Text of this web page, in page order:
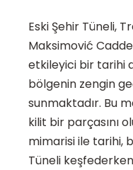
Eski Şehir Tüneli,
Maksimović
etkileyici bir tarihi
bölgenin zengin
sunmaktadır. Bu
kilit bir parçasını
mimarisi ile tarihi,
Tüneli